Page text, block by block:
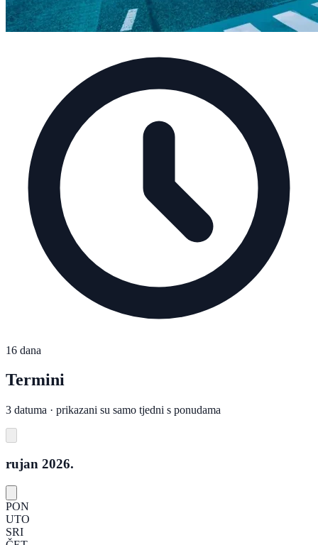
16 dana
Termini
3 datuma · prikazani su samo tjedni s ponudama
rujan 2026.
PON
UTO
SRI